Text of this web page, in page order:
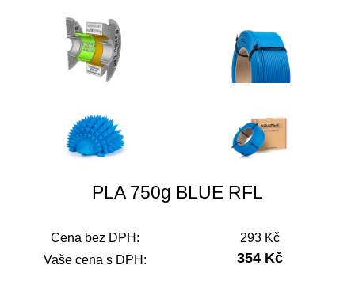
PLA 750g BLUE RFL
Cena bez DPH:
293 Kč
Vaše cena s DPH:
354 Kč